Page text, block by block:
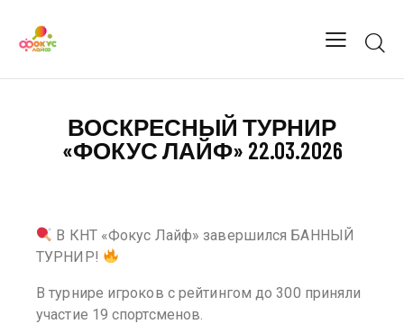
ВОСКРЕСНЫЙ ТУРНИР
«ФОКУС ЛАЙФ» 22.03.2026
В КНТ «Фокус Лайф» завершился БАННЫЙ
ТУРНИР!
В турнире игроков с рейтингом до 300 приняли
участие 19 спортсменов.